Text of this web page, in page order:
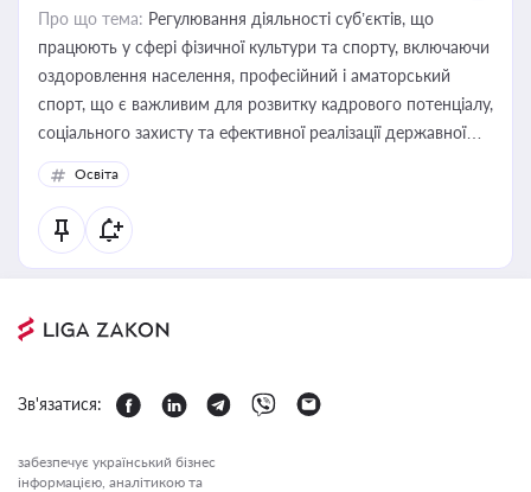
Про що тема: Регулювання діяльності суб’єктів, що
працюють у сфері фізичної культури та спорту, включаючи
оздоровлення населення, професійний і аматорський
спорт, що є важливим для розвитку кадрового потенціалу,
соціального захисту та ефективної реалізації державної
політики у цій галузі
Освіта
Зв'язатися:
забезпечує український бізнес
інформацією, аналітикою та